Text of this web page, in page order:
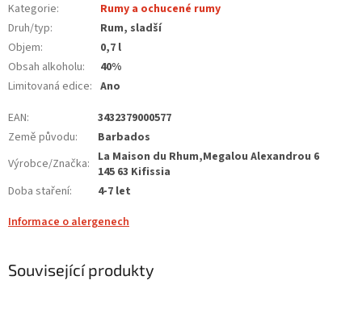
Kategorie:
Rumy a ochucené rumy
Druh/typ:
Rum, sladší
Objem:
0,7 l
Obsah alkoholu:
40%
Limitovaná edice: Ano
EAN:
3432379000577
Země původu:
Barbados
Výrobce/Značka: La Maison du Rhum,Megalou Alexandrou 6
145 63 Kifissia
Doba staření:
4-7 let
Informace o alergenech
Související produkty